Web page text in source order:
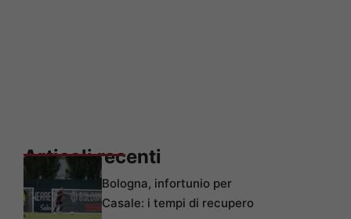
Articoli recenti
Bologna, infortunio per
Casale: i tempi di recupero